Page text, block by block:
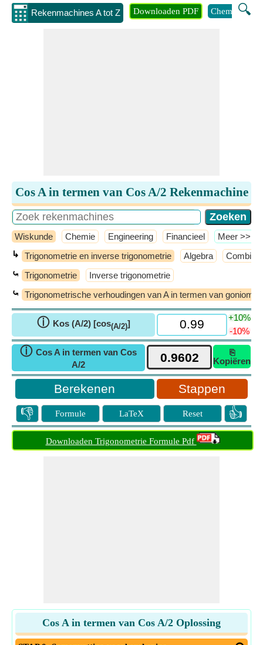
Rekenmachines A tot Z 🔍
Downloaden PDF Chemie
Cos A in termen van Cos A/2 Rekenmachine
Wiskunde Chemie Engineering Financieel ​Meer >>
↳ Trigonometrie en inverse trigonometrie Algebra
⤿ Trigonometrie Inverse trigonometrie
⤿ Trigonometrische verhoudingen van A in termen van
ⓘ Kos (A/2) [cos(A/2)]
+10%
-10%
ⓘ Cos A in termen van Cos
A/2
⎘
Kopiëren
Stappen
👎 Formule LaTeX Reset 👍
Downloaden Trigonometrie Formule Pdf
Cos A in termen van Cos A/2 Oplossing